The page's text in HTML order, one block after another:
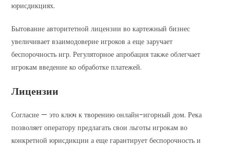
юрисдикциях.
Бытование авторитетной лицензии во картежный бизнес
увеличивает взаимодоверие игроков а еще заручает
беспорочность игр.Регуляторное апробация также облегчает
игрокам введение ко обработке платежей.
Лицензии
Согласие — это ключ к творению онлайн-игорный дом. Река
позволяет оператору предлагать свои льготы игрокам во
конкретной юрисдикции а еще гарантирует беспорочность и